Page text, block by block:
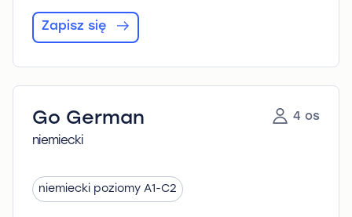
Zapisz się
Go German 4 os
niemiecki
niemiecki poziomy A1-C2